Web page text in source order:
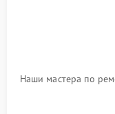
Наши мастера по